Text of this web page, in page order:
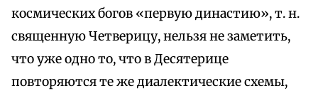
космических богов «первую династию», т. н.
священную Четверицу, нельзя не заметить,
что уже одно то, что в Десятерице
повторяются те же диалектические схемы,